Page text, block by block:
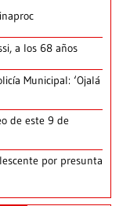
a los 68 años
Municipal: ‘Ojalá
de este 9 de
por presunta